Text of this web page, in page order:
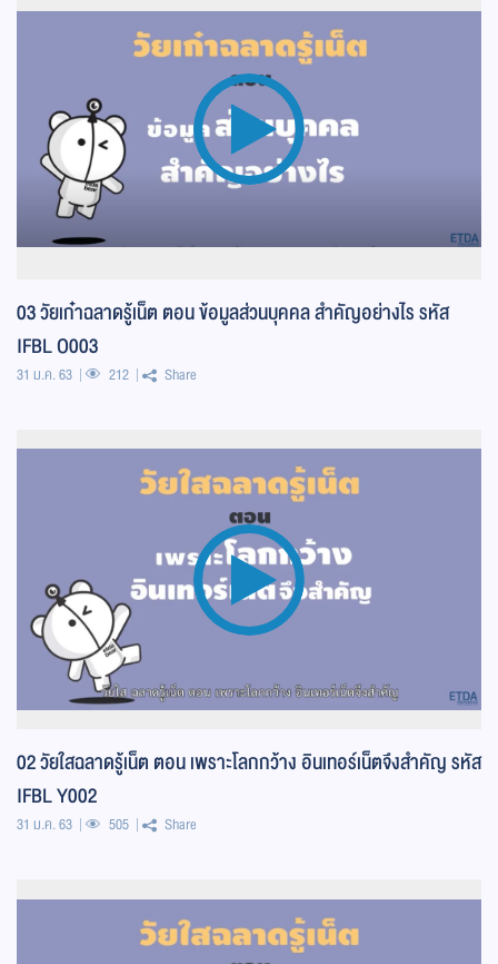
03 วัยเก๋าฉลาดรู้เน็ต ตอน ข้อมูลส่วนบุคคล สำคัญอย่างไร รหัส
IFBL O003
31 ม.ค. 63 212 Share
02 วัยใสฉลาดรู้เน็ต ตอน เพราะโลกกว้าง อินเทอร์เน็ตจึงสำคัญ รหัส
IFBL Y002
31 ม.ค. 63 505 Share